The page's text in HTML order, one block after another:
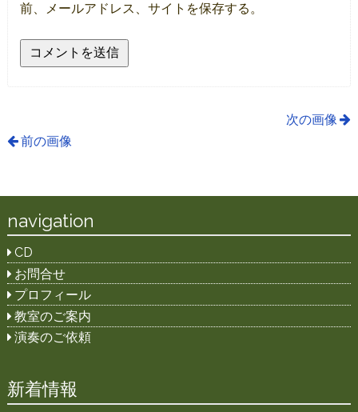
前、メールアドレス、サイトを保存する。
次の画像
前の画像
navigation
CD
お問合せ
プロフィール
教室のご案内
演奏のご依頼
新着情報